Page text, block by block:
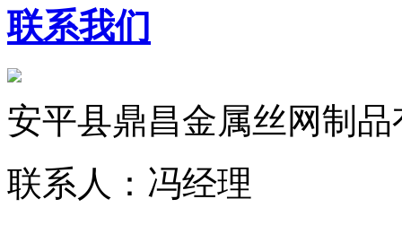
联系我们
安平县鼎昌金属丝网制
联系人：冯经理